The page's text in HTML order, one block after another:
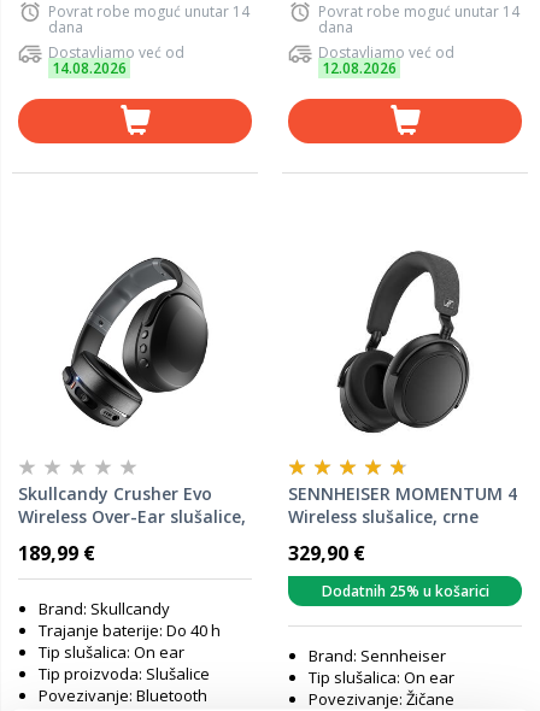
Povrat robe moguć unutar 14
dana
Dostavljamo već od
14.08.2026
Povrat robe moguć unutar 14
dana
Dostavljamo već od
12.08.2026
Skullcandy Crusher Evo
Wireless Over-Ear slušalice,
189,99 €
Brand: Skullcandy
Trajanje baterije: Do 40 h
Tip slušalica: On ear
Tip proizvoda: Slušalice
Povezivanje: Bluetooth
SENNHEISER MOMENTUM 4
Wireless slušalice, crne
329,90 €
Dodatnih 25% u košarici
Brand: Sennheiser
Tip slušalica: On ear
Povezivanje: Žičane